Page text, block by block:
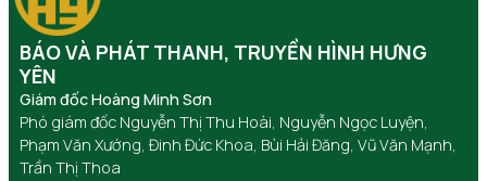
BÁO VÀ PHÁT THANH, TRUYỀN HÌNH HƯNG
YÊN
Giám đốc Hoàng Minh Sơn
Phó giám đốc Nguyễn Thị Thu Hoài, Nguyễn Ngọc Luyện,
Phạm Văn Xướng, Đinh Đức Khoa, Bùi Hải Đăng, Vũ Văn Mạnh,
Trần Thị Thoa